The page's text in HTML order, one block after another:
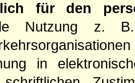
für den
Nutzung z.
in